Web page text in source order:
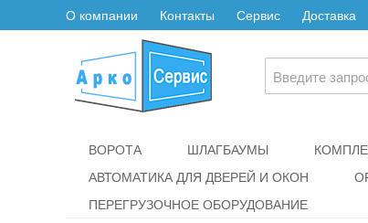
О компании Контакты Сервис Доставка
ВОРОТА ШЛАГБАУМЫ
АВТОМАТИКА ДЛЯ ДВЕРЕЙ И ОКОН
ПЕРЕГРУЗОЧНОЕ ОБОРУДОВАНИЕ